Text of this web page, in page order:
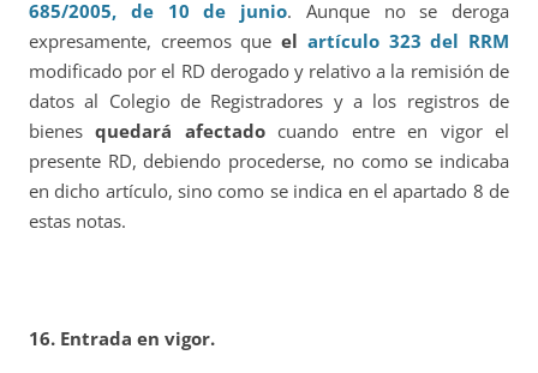
685/2005, de 10 de junio. Aunque no se deroga
expresamente, creemos queel artículo 323 del RRM
modificado por el RD derogado y relativo a la remisión de
datos al Colegio de Registradores y a los registros de
bienesquedará afectadocuando entre en vigor el
presente RD, debiendo procederse, no como se indicaba
en dicho artículo, sino como se indica en el apartado 8 de
estas notas.
16. Entrada en vigor.